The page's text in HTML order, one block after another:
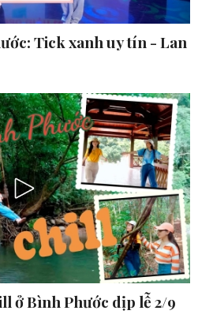
Tick xanh uy tín - Lan
ở Bình Phước dịp lễ 2/9